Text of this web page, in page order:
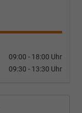
09:00 - 18:00 Uhr
09:30 - 13:30 Uhr